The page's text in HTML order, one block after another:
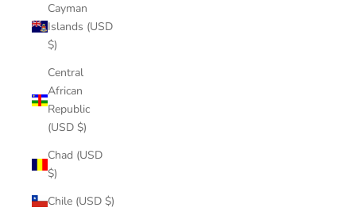
Cayman
Islands (USD
$)
Central
African
Republic
(USD $)
Chad (USD
$)
Chile (USD $)